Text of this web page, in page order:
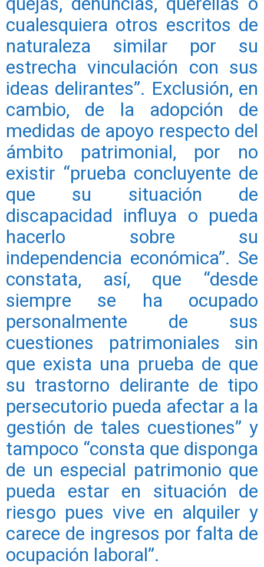
cualesquiera otros escritos de
naturaleza similar por su
estrecha vinculación con sus
ideas delirantes”. Exclusión, en
cambio, de la adopción de
medidas de apoyo respecto del
ámbito patrimonial, por no
existir “prueba concluyente de
que su situación de
discapacidad influya o pueda
hacerlo sobre su
independencia económica”. Se
constata, así, que “desde
siempre se ha ocupado
personalmente de sus
cuestiones patrimoniales sin
que exista una prueba de que
su trastorno delirante de tipo
persecutorio pueda afectar a la
gestión de tales cuestiones” y
tampoco “consta que disponga
de un especial patrimonio que
pueda estar en situación de
riesgo pues vive en alquiler y
carece de ingresos por falta de
ocupación laboral”.